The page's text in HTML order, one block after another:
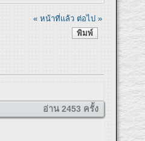
« หน้าที่แล้ว ต่อไป »
พิมพ์
อ่าน 2453 ครั้ง